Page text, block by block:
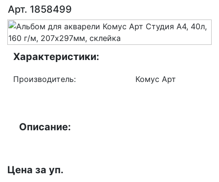
Арт. 1858499
Характеристики:
Производитель: Комус Арт
Описание:
Цена за уп.